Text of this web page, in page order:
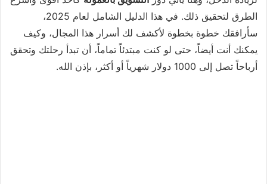
الطرق لتحقيق ذلك. في هذا الدليل الشامل لعام 2025،
سأرافقك خطوة بخطوة لأكشف لك أسرار هذا المجال، وكيف
يمكنك أنت أيضاً، حتى لو كنت مبتدئاً تماماً، أن تبدأ رحلتك وتحقق
أرباحاً تصل إلى 1000 دولار شهرياً أو أكثر، بإذن الله.